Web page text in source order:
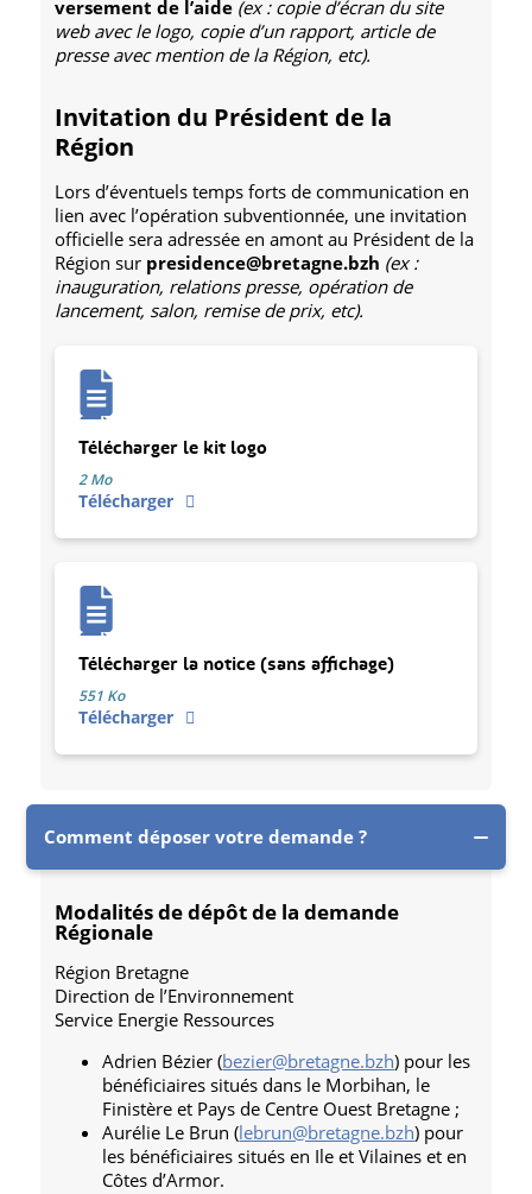
versement de l’aide (ex : copie d’écran du site
web avec le logo, copie d’un rapport, article de
presse avec mention de la Région, etc).
Invitation du Président de la
Région
Lors d’éventuels temps forts de communication en
lien avec l’opération subventionnée, une invitation
officielle sera adressée en amont au Président de la
Région sur presidence@bretagne.bzh (ex :
inauguration, relations presse, opération de
lancement, salon, remise de prix, etc).
Télécharger le kit logo
2 Mo
Télécharger
Télécharger la notice (sans affichage)
551 Ko
Télécharger
Comment déposer votre demande ?
Modalités de dépôt de la demande
Régionale
Région Bretagne
Direction de l’Environnement
Service Energie Ressources
Adrien Bézier (bezier@bretagne.bzh) pour les
bénéficiaires situés dans le Morbihan, le
Finistère et Pays de Centre Ouest Bretagne ;
Aurélie Le Brun (lebrun@bretagne.bzh) pour
les bénéficiaires situés en Ile et Vilaines et en
Côtes d’Armor.